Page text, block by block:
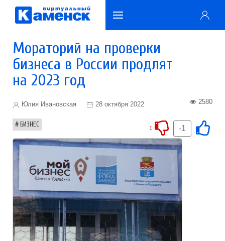
Мораторий на проверки
бизнеса в России продлят
на 2023 год
Юлия Ивановская 28 октября 2022 2580
БИЗНЕС -1
1